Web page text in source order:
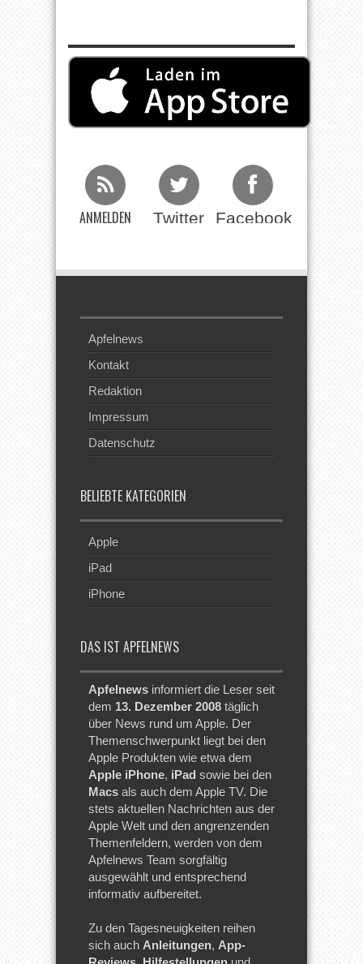
ANMELDEN Twitter Facebook
Apfelnews
Kontakt
Redaktion
Impressum
Datenschutz
BELIEBTE KATEGORIEN
Apple
iPad
iPhone
DAS IST APFELNEWS
Apfelnews informiert die Leser seit
dem 13. Dezember 2008 täglich
über News rund um Apple. Der
Themenschwerpunkt liegt bei den
Apple Produkten wie etwa dem
Apple iPhone, iPad sowie bei den
Macs als auch dem Apple TV. Die
stets aktuellen Nachrichten aus der
Apple Welt und den angrenzenden
Themenfeldern, werden von dem
Apfelnews Team sorgfältig
ausgewählt und entsprechend
informativ aufbereitet.
Zu den Tagesneuigkeiten reihen
sich auch Anleitungen, App-